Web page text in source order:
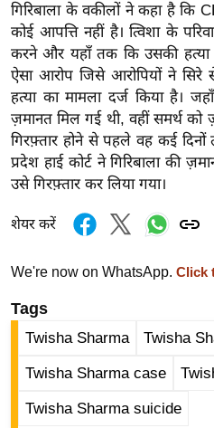
रं
ज
न
ज
ग
त
बॉ
ली
ड
वु
ड
ल्म
स
गिरिबाला के वकीलों ने कहा है कि
कोई आपत्ति नहीं है। त्विशा के
करने और यहाँ तक कि उसकी
ऐसा आरोप जिसे आरोपियों ने सिरे
हत्या का मामला दर्ज किया है।
ज़मानत मिल गई थी, वहीं समर्थ को
गिरफ़्तार होने से पहले वह कई
प्रदेश हाई कोर्ट ने गिरिबाला की
उसे गिरफ़्तार कर लिया गया।
शेयर करें
We're now on WhatsApp. Click
Tags
Twisha Sharma Twisha
Twisha Sharma case
Twisha Sharma suicide